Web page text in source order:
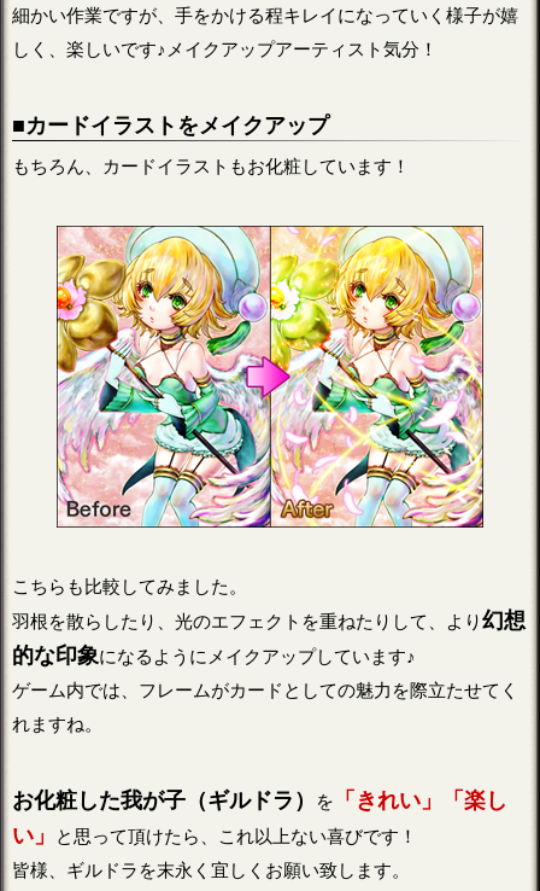
細かい作業ですが、手をかける程キレイになっていく様子が嬉
しく、楽しいです♪メイクアップアーティスト気分！
■カードイラストをメイクアップ
もちろん、カードイラストもお化粧しています！
こちらも比較してみました。
羽根を散らしたり、光のエフェクトを重ねたりして、より幻想
的な印象になるようにメイクアップしています♪
ゲーム内では、フレームがカードとしての魅力を際立たせてく
れますね。
お化粧した我が子（ギルドラ） を
「きれい」「楽し
い」
と思って頂けたら、これ以上ない喜びです！
皆様、ギルドラを末永く宜しくお願い致します。